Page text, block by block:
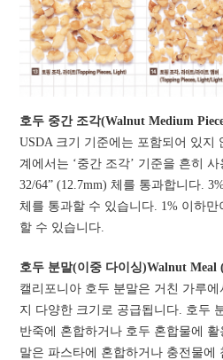
호두 중간 조각(Walnut Medium
USDA 크기 기준에는 포함되어 있지
계에서는 ‘중간 조각’ 기준을 흔히 사
32/64” (12.7mm) 체를 통과합니다.
체를 통과할 수 있습니다. 1% 이하만
할 수 있습니다.
호두 분말(이중 다이싱)Walnut Meal
캘리포니아 호두 분말은 거친 가루
지 다양한 크기로 공급됩니다. 호두
반죽에 혼합하거나 호두 혼합물에
말은 파스타에 혼합하거나 충전물에